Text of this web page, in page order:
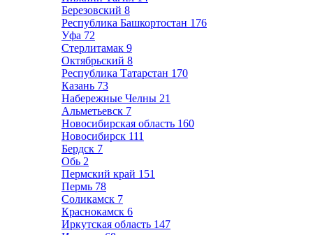
Березовский 8
Республика Башкортостан 176
Уфа 72
Стерлитамак 9
Октябрьский 8
Республика Татарстан 170
Казань 73
Набережные Челны 21
Альметьевск 7
Новосибирская область 160
Новосибирск 111
Бердск 7
Обь 2
Пермский край 151
Пермь 78
Соликамск 7
Краснокамск 6
Иркутская область 147